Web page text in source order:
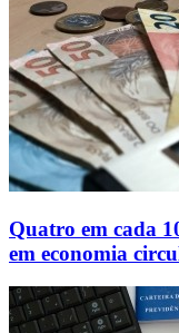
Quatro em cada
em economia